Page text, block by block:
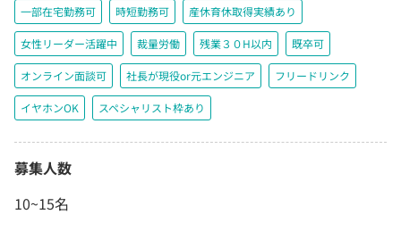
一部在宅勤務可 時短勤務可 産休育休取得実績あり
女性リーダー活躍中 裁量労働 残業３０H以内 既卒可
オンライン面談可 社長が現役or元エンジニア フリードリンク
イヤホンOK スペシャリスト枠あり
募集人数
10~15名